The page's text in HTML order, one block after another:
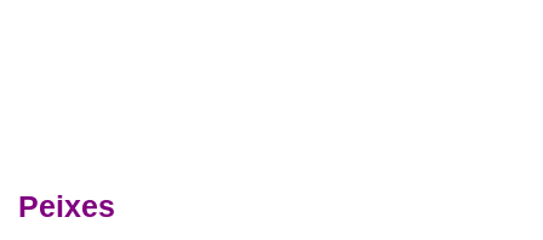
Peixes